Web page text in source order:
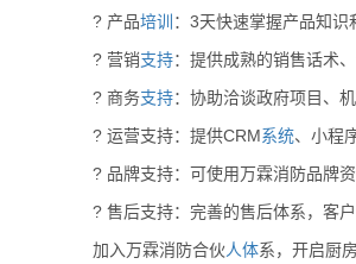
? 产品培训 ：3天快速掌握产品知识
? 营销支持：提供成熟的销售话术
? 商务支持：协助洽谈政府项目、
? 运营支持：提供CRM系统、小程
? 品牌支持：可使用万霖消防品牌
? 售后支持：完善的售后体系，客
加入万霖消防合伙人体系，开启厨